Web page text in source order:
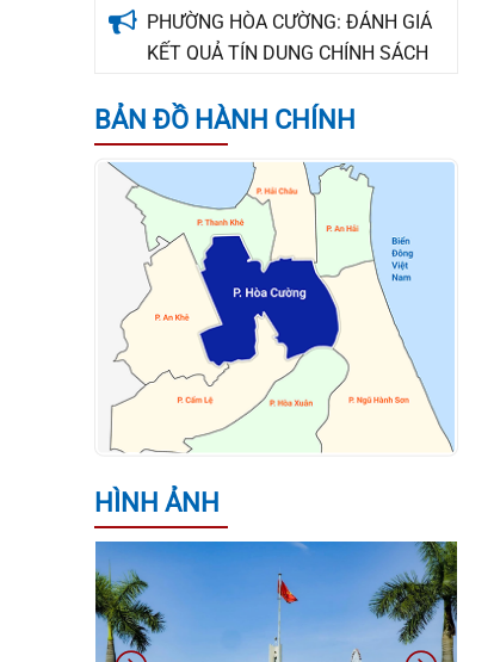
KẾT QUẢ TÍN DỤNG CHÍNH SÁCH
XÃ HỘI QUÝ II, TRIỂN KHAI NHIỆM
Thông báo tuyển dụng lao động
hợp đồng chuyên môn, nghiệp vụ
làm việc tại Trạm Y tế phường Hòa
Cường
UBND PHƯỜNG HÒA CƯỜNG
CÔNG BỐ QUYẾT ĐỊNH BỔ NHIỆM
GIÁM ĐỐC TRUNG TÂM PHỤC VỤ
HÀNH CHÍNH CÔNG
THÔNG BÁO VỀ VIỆC TUYỂN NHÂN
SỰ KÝ HỢP ĐỒNG LAO ĐỘNG LÀM
NHIỆM VỤ CÔNG CHỨC TẠI ĐẢNG
ỦY PHƯỜNG HÒA CƯỜNG, THÀNH
PHỐ ĐÀ NẴNG
Quyết định về việc giao kế hoạch
BẢN ĐỒ HÀNH CHÍNH
HÌNH ẢNH